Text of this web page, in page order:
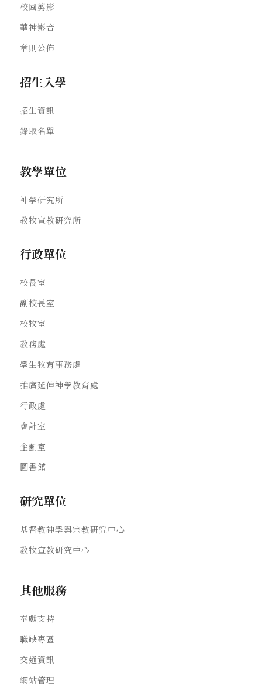
校園剪影
華神影音
章則公佈
招生入學
招生資訊
錄取名單
教學單位
神學研究所
教牧宣教研究所
行政單位
校長室
副校長室
校牧室
教務處
學生牧育事務處
推廣延伸神學教育處
行政處
會計室
企劃室
圖書館
研究單位
基督教神學與宗教研究中心
教牧宣教研究中心
其他服務
奉獻支持
職缺專區
交通資訊
網站管理